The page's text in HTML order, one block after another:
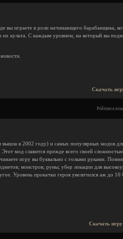
вы играете в роли начинающего барабанщика,
их культа. С каждым уровнем, на который вы
Скачать
Рейтинга
вышла в 2002 году) и самых популярных модов
мод славится прежде всего своей
игру вы буквально с голыми руками.
монстров; руны; убер локации для
Уровень прокачки героя увеличился аж до
Скачать